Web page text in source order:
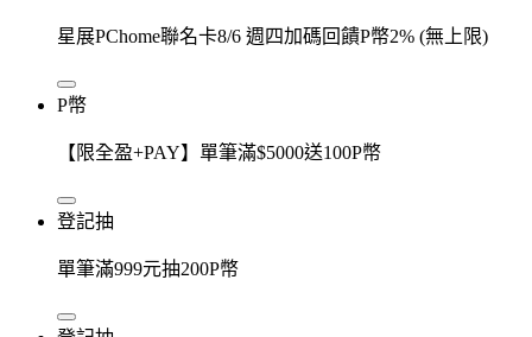
星展PChome聯名卡8/6 週四加碼回饋P幣2% (無上限)
P幣
【限全盈+PAY】單筆滿$5000送100P幣
登記抽
單筆滿999元抽200P幣